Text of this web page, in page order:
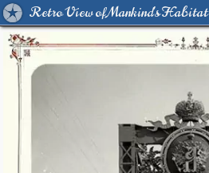
Retro View of Mankind's Habitat